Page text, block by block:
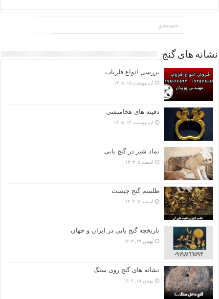
نشانه های گنج
بررسی انواع فلزیاب
اردیبهشت ۱۵, ۱۴۰۵
دفینه های هخامنشی
اردیبهشت ۱۳, ۱۴۰۵
نماد شیر در گنج یابی
اسفند ۵, ۱۴۰۴
طلسم گنج چیست
اسفند ۵, ۱۴۰۴
تاریخچه گنج‌ یابی در ایران و جهان
بهمن ۲۷, ۱۴۰۴
نشانه های گنج روی سنگ
بهمن ۱۸, ۱۴۰۴